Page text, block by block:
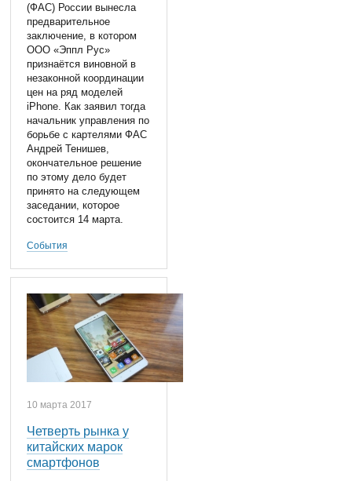
(ФАС) России вынесла
предварительное
заключение, в котором
ООО «Эппл Рус»
признаётся виновной в
незаконной координации
цен на ряд моделей
iPhone. Как заявил тогда
начальник управления по
борьбе с картелями ФАС
Андрей Тенишев,
окончательное решение
по этому дело будет
принято на следующем
заседании, которое
состоится 14 марта.
События
10 марта 2017
Четверть рынка у
китайских марок
смартфонов